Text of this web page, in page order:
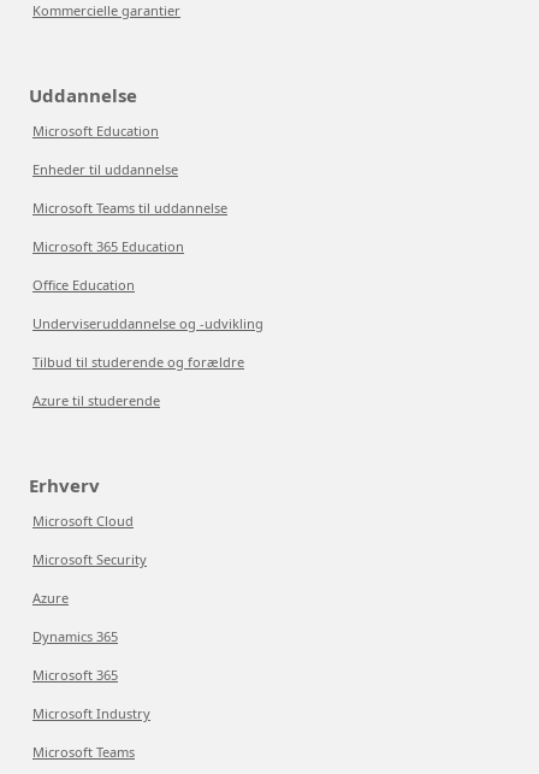
Kommercielle garantier
Uddannelse
Microsoft Education
Enheder til uddannelse
Microsoft Teams til uddannelse
Microsoft 365 Education
Office Education
Underviseruddannelse og -udvikling
Tilbud til studerende og forældre
Azure til studerende
Erhverv
Microsoft Cloud
Microsoft Security
Azure
Dynamics 365
Microsoft 365
Microsoft Industry
Microsoft Teams